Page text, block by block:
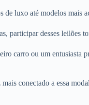
de luxo até modelos mais
participar desses leilões
carro ou um
conectado a essa